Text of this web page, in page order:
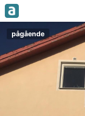
pågående